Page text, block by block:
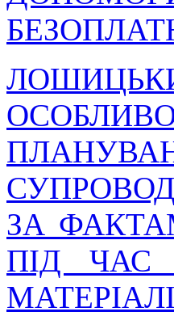
ЗА
ПІД ЧАС